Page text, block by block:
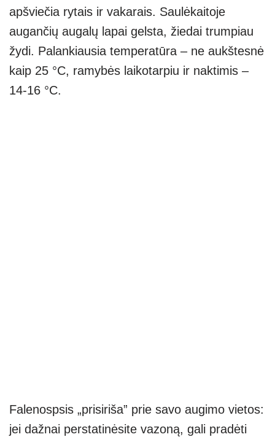
apšviečia rytais ir vakarais. Saulėkaitoje
augančių augalų lapai gelsta, žiedai trumpiau
žydi. Palankiausia temperatūra – ne aukštesnė
kaip 25 °C, ramybės laikotarpiu ir naktimis –
14-16 °C.
Falenospsis „prisiriša” prie savo augimo vietos:
jei dažnai perstatinėsite vazoną, gali pradėti